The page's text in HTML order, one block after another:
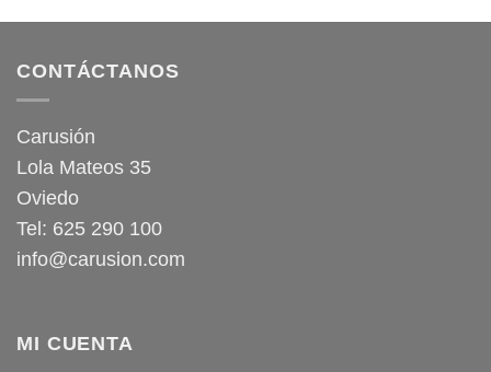
CONTÁCTANOS
Carusión
Lola Mateos 35
Oviedo
Tel: 625 290 100
info@carusion.com
MI CUENTA